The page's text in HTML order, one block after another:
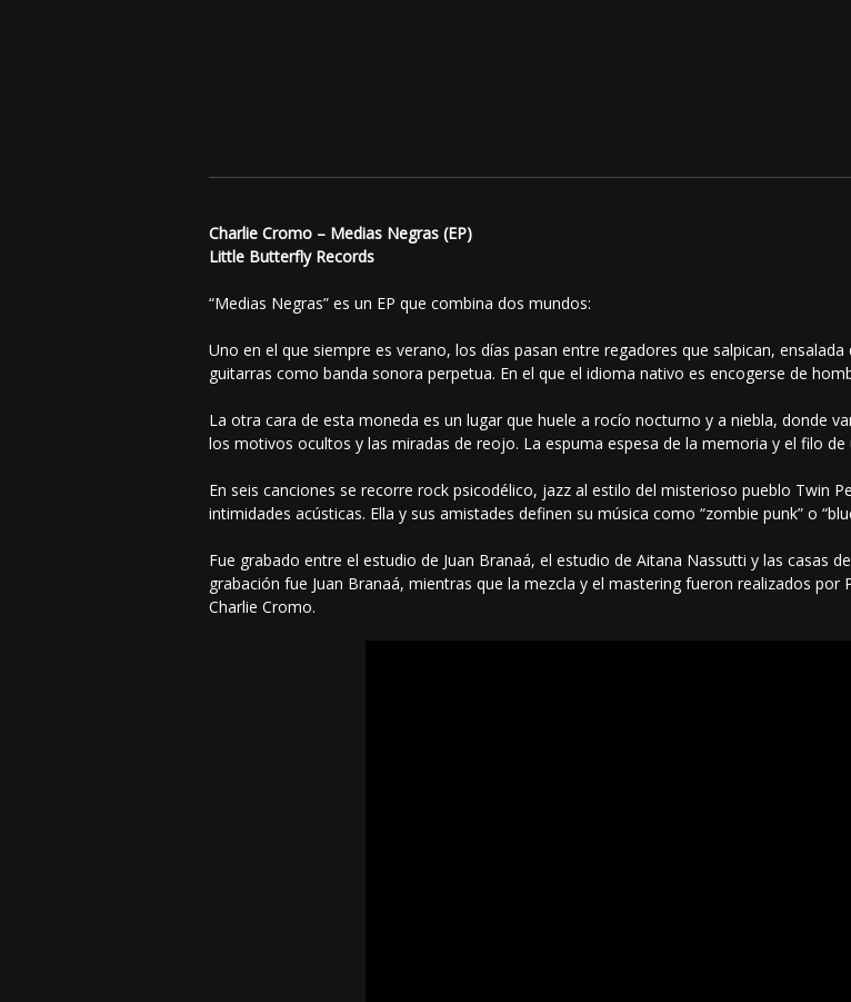
Charlie Cromo – Medias Negras (EP)
Little Butterfly Records
“Medias Negras” es un EP que combina dos mundos:
Uno en el que siempre es verano, los días pasan entre regadores que salpican,
guitarras como banda sonora perpetua. En el que el idioma nativo es encogerse de
La otra cara de esta moneda es un lugar que huele a rocío nocturno y a niebla, donde
los motivos ocultos y las miradas de reojo. La espuma espesa de la memoria y el filo
En seis canciones se recorre rock psicodélico, jazz al estilo del misterioso pueblo Twin
intimidades acústicas. Ella y sus amistades definen su música como “zombie punk” o
Fue grabado entre el estudio de Juan Branaá, el estudio de Aitana Nassutti y las casas
grabación fue Juan Branaá, mientras que la mezcla y el mastering fueron realizados por
Charlie Cromo.